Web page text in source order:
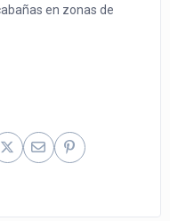
en zonas de